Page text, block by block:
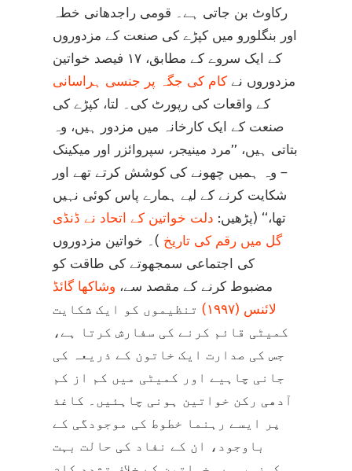
رکاوٹ بن جاتی ہے۔ قومی راجدھانی خطہ
اور بنگلورو میں کپڑے کی صنعت کے مزدوروں
کے ایک سروے کے مطابق، ۱۷ فیصد خواتین
مزدوروں نے کام کی جگہ پر جنسی ہراسانی
کے واقعات کی رپورٹ کی۔ لتا، کپڑے کی
صنعت کے ایک کارخانہ میں مزدور ہیں، وہ
بتاتی ہیں، ’’مرد مینیجر، سپروائزر اور میکینک
– وہ ہمیں چھونے کی کوشش کرتے تھے اور
شکایت کرنے کے لیے ہمارے پاس کوئی نہیں
تھا،‘‘ (پڑھیں: دلت خواتین کے اتحاد نے ڈنڈی
گل میں رقم کی تاریخ )۔ خواتین مزدوروں
کی اجتماعی سمجھوتے کی طاقت کو
مضبوط کرنے کے مقصد سے، وشاکھا گائڈ
لائنس (۱۹۹۷)
تنظیموں کو ایک شکایت
کمیٹی قائم کرنے کی سفارش کرتا ہے،
جس کی صدارت ایک خاتون کے ذریعہ کی
جانی چاہیے اور کمیٹی میں کم از کم
آدھی رکن خواتین ہونی چاہئیں۔ کاغذ
پر ایسے رہنما خطوط کی موجودگی کے
باوجود، ان کے نفاد کی حالت بہت